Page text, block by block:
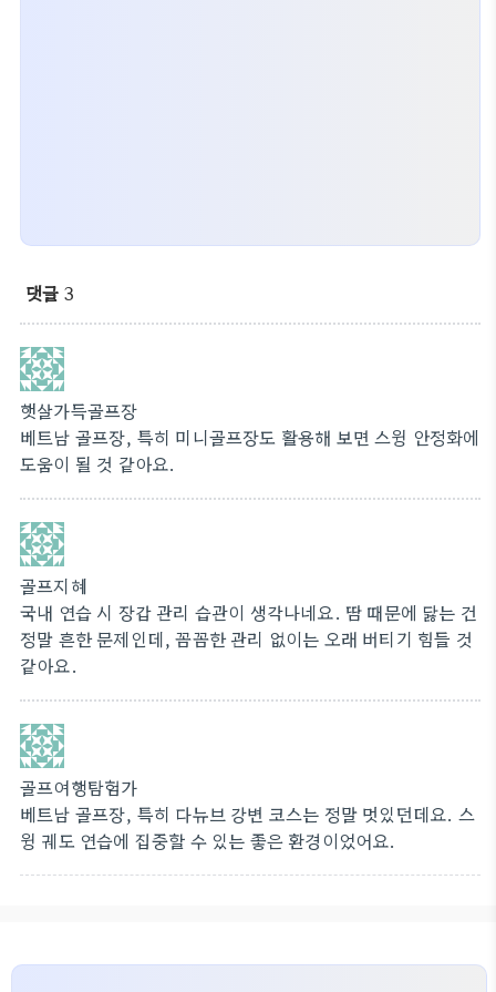
댓글 3
햇살가득골프장
베트남 골프장, 특히 미니골프장도 활용해 보면 스윙 안정화에
도움이 될 것 같아요.
골프지혜
국내 연습 시 장갑 관리 습관이 생각나네요. 땀 때문에 닳는 건
정말 흔한 문제인데, 꼼꼼한 관리 없이는 오래 버티기 힘들 것
같아요.
골프여행탐험가
베트남 골프장, 특히 다뉴브 강변 코스는 정말 멋있던데요. 스
윙 궤도 연습에 집중할 수 있는 좋은 환경이었어요.